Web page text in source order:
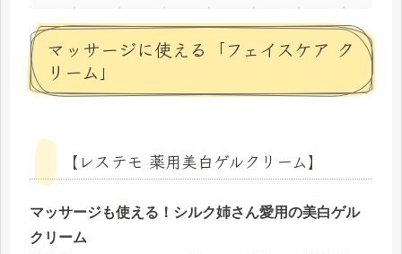
マッサージに使える「フェイスケア ク
リーム」
【レステモ 薬用美白ゲルクリーム】
マッサージも使える！シルク姉さん愛用の美白ゲル
クリーム